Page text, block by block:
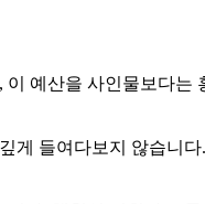
예산을 사인물보다는
들여다보지 않습니